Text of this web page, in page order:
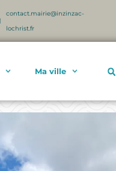
contact.mairie@inzinzac-
lochrist.fr
Ma ville